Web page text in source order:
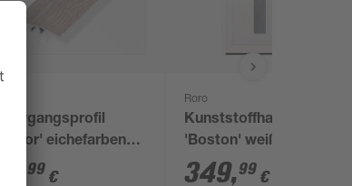
Übergangsprofil
'Dekor' eichefarben
grau, 1000 x 46 mm
99 €
Roro
Kunststoffhaustür
'Boston' weiß 1000 x
2100 mm DIN L
349,99 €